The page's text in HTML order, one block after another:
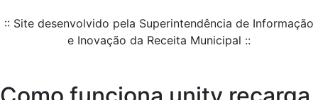
:: Site desenvolvido pela Superintendência de Informação
e Inovação da Receita Municipal ::